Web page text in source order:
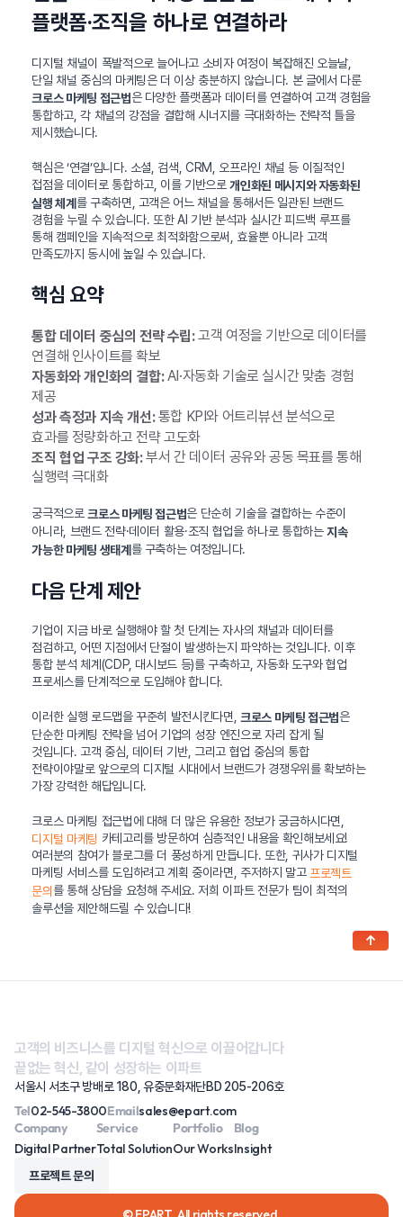
플랫폼·조직을 하나로 연결하라
디지털 채널이 폭발적으로 늘어나고 소비자 여정이 복잡해진 오늘날,
단일 채널 중심의 마케팅은 더 이상 충분하지 않습니다. 본 글에서 다룬
크로스 마케팅 접근법은 다양한 플랫폼과 데이터를 연결하여 고객 경험을
통합하고, 각 채널의 강점을 결합해 시너지를 극대화하는 전략적 틀을
제시했습니다.
핵심은 ‘연결’입니다. 소셜, 검색, CRM, 오프라인 채널 등 이질적인
접점을 데이터로 통합하고, 이를 기반으로개인화된 메시지와 자동화된
실행 체계를 구축하면, 고객은 어느 채널을 통해서든 일관된 브랜드
경험을 누릴 수 있습니다. 또한 AI 기반 분석과 실시간 피드백 루프를
통해 캠페인을 지속적으로 최적화함으로써, 효율뿐 아니라 고객
만족도까지 동시에 높일 수 있습니다.
핵심 요약
통합 데이터 중심의 전략 수립:고객 여정을 기반으로 데이터를
연결해 인사이트를 확보
자동화와 개인화의 결합:AI·자동화 기술로 실시간 맞춤 경험
제공
성과 측정과 지속 개선:통합 KPI와 어트리뷰션 분석으로
효과를 정량화하고 전략 고도화
조직 협업 구조 강화:부서 간 데이터 공유와 공동 목표를 통해
실행력 극대화
궁극적으로크로스 마케팅 접근법은 단순히 기술을 결합하는 수준이
아니라, 브랜드 전략·데이터 활용·조직 협업을 하나로 통합하는지속
가능한 마케팅 생태계 를 구축하는 여정입니다.
다음 단계 제안
기업이 지금 바로 실행해야 할 첫 단계는 자사의 채널과 데이터를
점검하고, 어떤 지점에서 단절이 발생하는지 파악하는 것입니다. 이후
통합 분석 체계(CDP, 대시보드 등)를 구축하고, 자동화 도구와 협업
프로세스를 단계적으로 도입해야 합니다.
이러한 실행 로드맵을 꾸준히 발전시킨다면, 크로스 마케팅 접근법은
단순한 마케팅 전략을 넘어 기업의 성장 엔진으로 자리 잡게 될
것입니다. 고객 중심, 데이터 기반, 그리고 협업 중심의 통합
전략이야말로 앞으로의 디지털 시대에서 브랜드가 경쟁우위를 확보하는
가장 강력한 해답입니다.
크로스 마케팅 접근법에 대해 더 많은 유용한 정보가 궁금하시다면,
디지털 마케팅 카테고리를 방문하여 심층적인 내용을 확인해보세요!
여러분의 참여가 블로그를 더 풍성하게 만듭니다. 또한, 귀사가 디지털
마케팅 서비스를 도입하려고 계획 중이라면, 주저하지 말고 프로젝트
문의 를 통해 상담을 요청해 주세요. 저희 이파트 전문가 팀이 최적의
솔루션을 제안해드릴 수 있습니다!
고객의 비즈니스를 디지털 혁신으로 이끌어갑니다
끝없는 혁신, 같이 성장하는 이파트
서울시 서초구 방배로 180, 유중문화재단BD 205-206호
Tel02-545-3800Emailsales@epart.com
Company
Digital Partner
Service
Total Solution
Portfolio
Our Works
Blog
Insight
프로젝트 문의
↑